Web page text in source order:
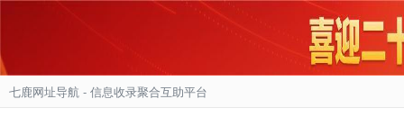
七鹿网址导航 - 信息收录聚合互助平台